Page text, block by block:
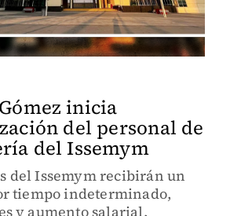
inicia
del personal de
del Issemym
del Issemym recibirán un
tiempo indeterminado,
y aumento salarial.